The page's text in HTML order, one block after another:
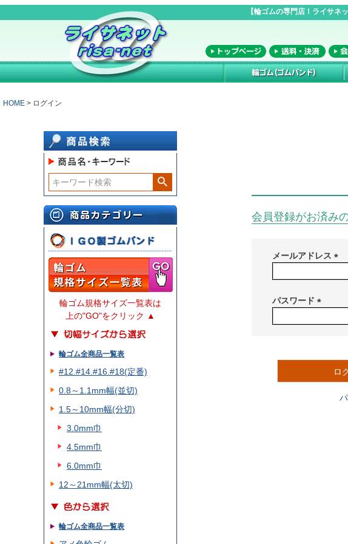
【輪ゴムの専門店！ライサ
HOME ログイン
輪ゴム規格サイズ一覧表は
上の"GO"をクリック ▲
輪ゴム全商品一覧表
#12.#14.#16.#18(定番)
0.8～1.1mm幅(並切)
1.5～10mm幅(分切)
3.0mm巾
4.5mm巾
6.0mm巾
12～21mm幅(太切)
輪ゴム全商品一覧表
会員登録がお済み
メールアドレス
)
パスワード
ロ